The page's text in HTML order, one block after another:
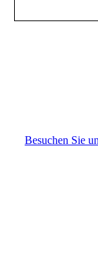
Besuchen Sie